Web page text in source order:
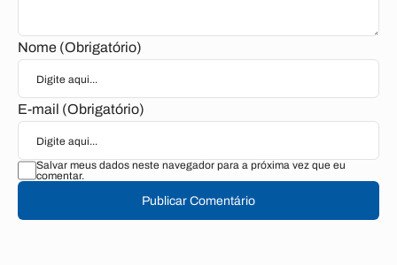
Nome (Obrigatório)
E-mail (Obrigatório)
Salvar meus dados neste navegador para a próxima vez que eu
comentar.
Publicar Comentário